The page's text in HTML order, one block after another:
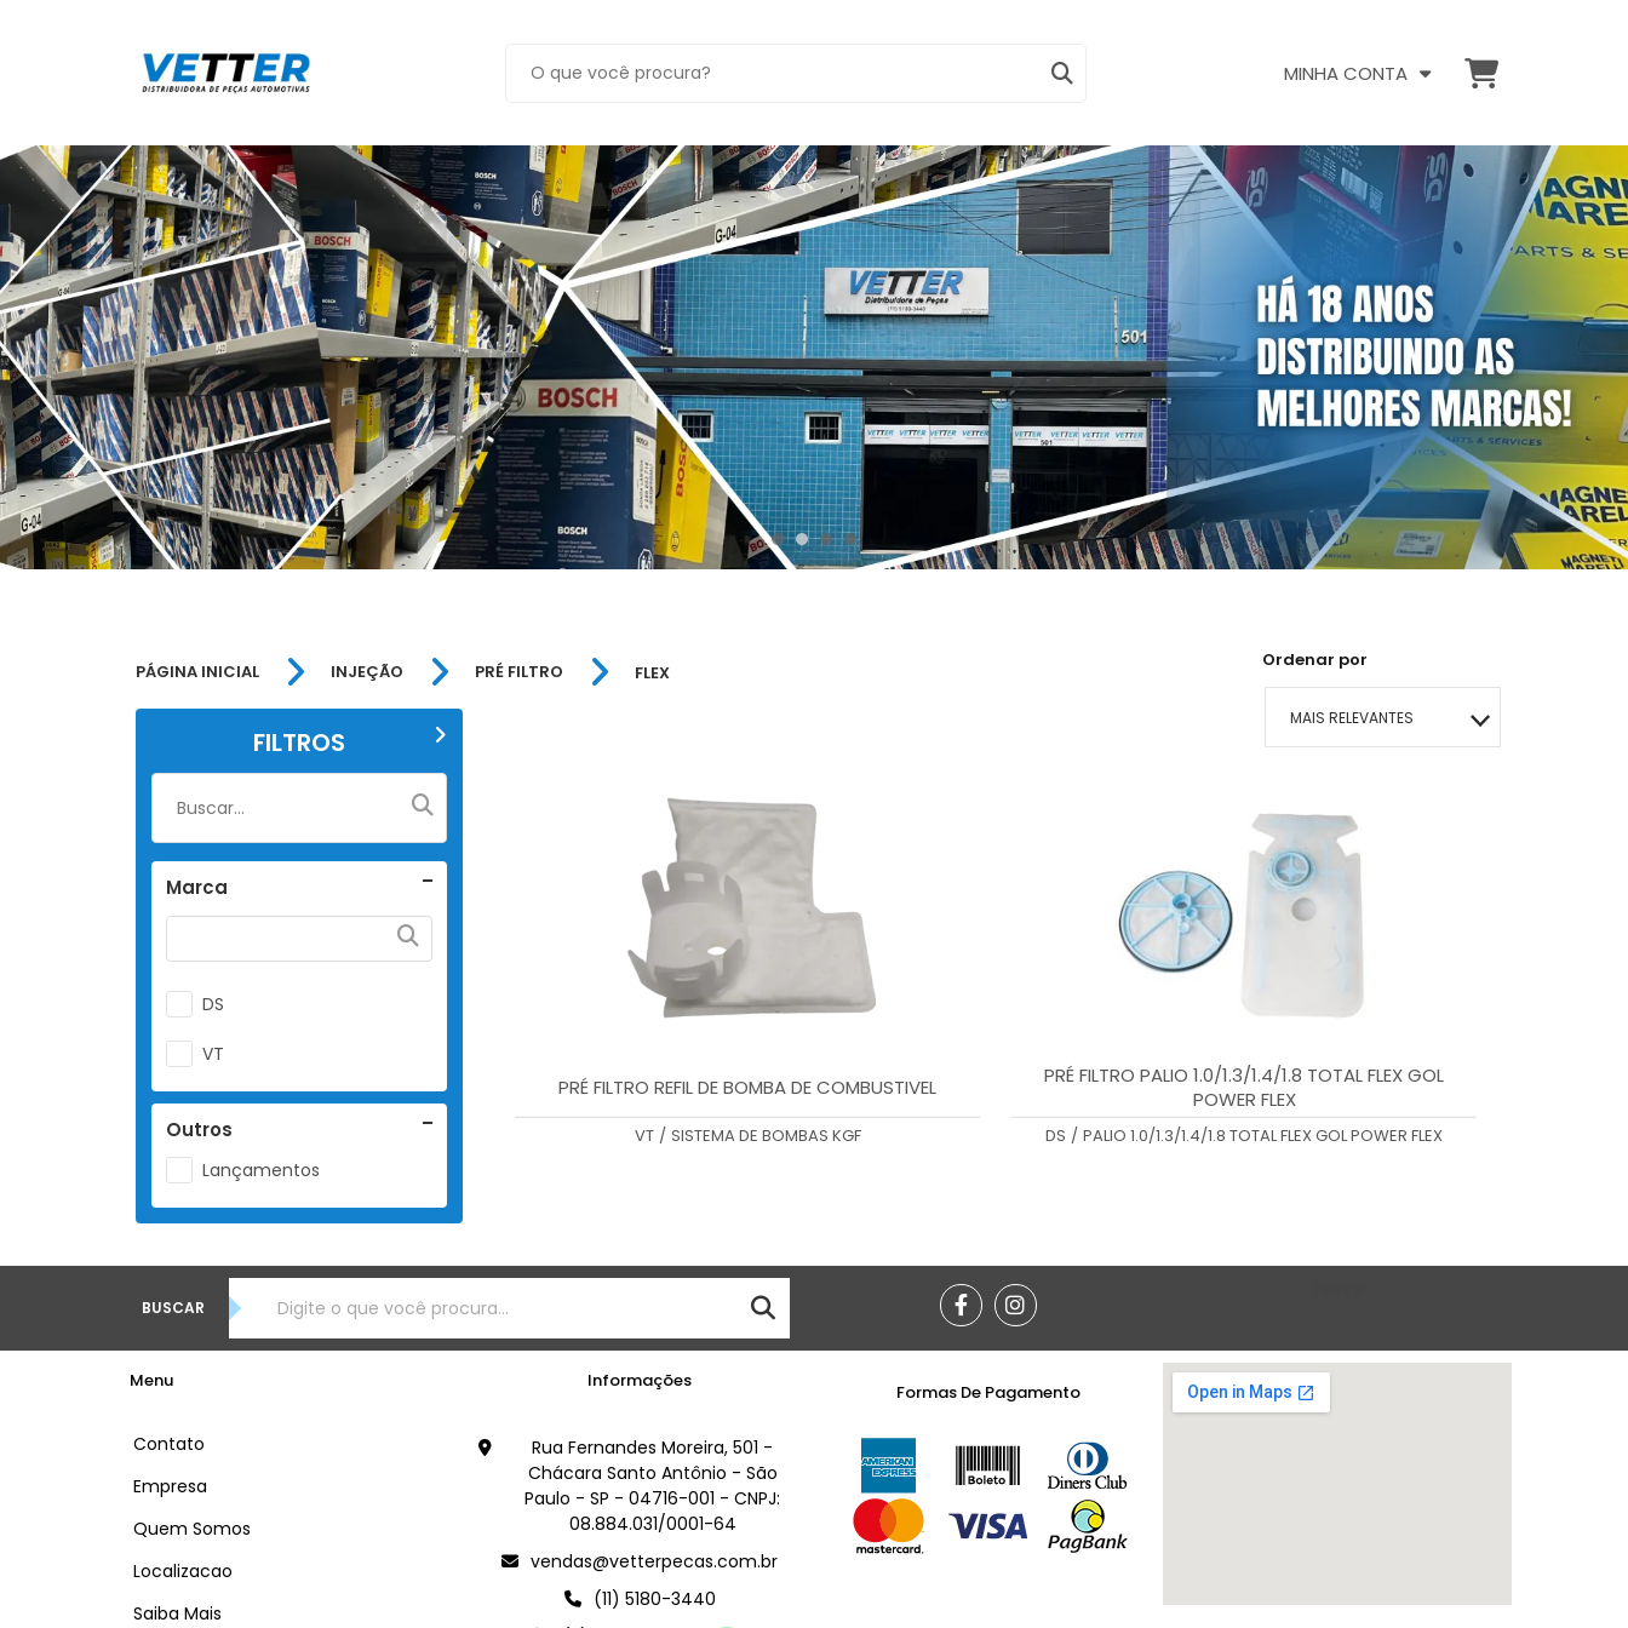
MINHA CONTA
PÁGINA INICIAL INJEÇÃO PRÉ FILTRO FLEX
Ordenar por
MAIS RELEVANTES
MENOR PREÇO
MAIOR PREÇO
FILTROS
Marca
DS
VT
Outros
Lançamentos
PRÉ FILTRO REFIL DE BOMBA DE COMBUSTIVEL
VT / SISTEMA DE BOMBAS KGF
PRÉ FILTRO PALIO 1.0/1.3/1.4/1.8 TOTAL FLEX GOL
POWER FLEX
DS / PALIO 1.0/1.3/1.4/1.8 TOTAL FLEX GOL POWER FLEX
BUSCAR
Menu
Contato
Empresa
Quem Somos
Localizacao
Saiba Mais
Informações
Rua Fernandes Moreira, 501 -
Chácara Santo Antônio - São
Paulo - SP - 04716-001 - CNPJ:
08.884.031/0001-64
vendas@vetterpecas.com.br
(11) 5180-3440
Formas De Pagamento